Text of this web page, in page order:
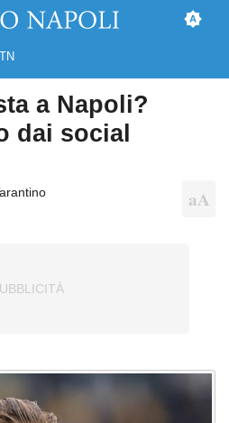
a Napoli?
dai social